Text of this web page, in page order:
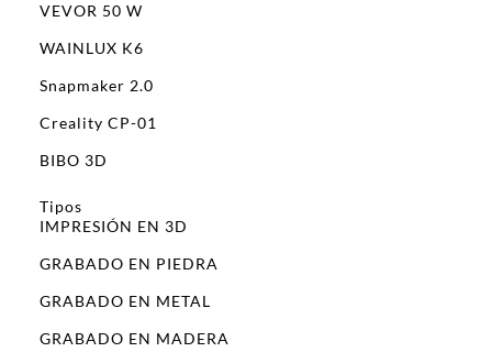
VEVOR 50 W
WAINLUX K6
Snapmaker 2.0
Creality CP-01
BIBO 3D
Tipos
IMPRESIÓN EN 3D
GRABADO EN PIEDRA
GRABADO EN METAL
GRABADO EN MADERA